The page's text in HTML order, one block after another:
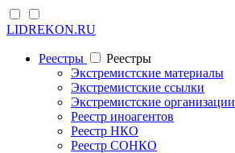
LIDREKON.RU
Реестры
Реестры
Экстремистские материалы
Экстремистские ссылки
Экстремистские организации
Реестр иноагентов
Реестр НКО
Реестр СОНКО